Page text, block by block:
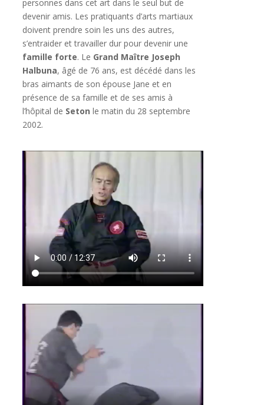
personnes dans cet art dans le seul but de
devenir amis. Les pratiquants d’arts martiaux
doivent prendre soin les uns des autres,
s’entraider et travailler dur pour devenir une
famille forte. Le Grand Maître Joseph
Halbuna, âgé de 76 ans, est décédé dans les
bras aimants de son épouse Jane et en
présence de sa famille et de ses amis à
l’hôpital de Seton le matin du 28 septembre
2002.